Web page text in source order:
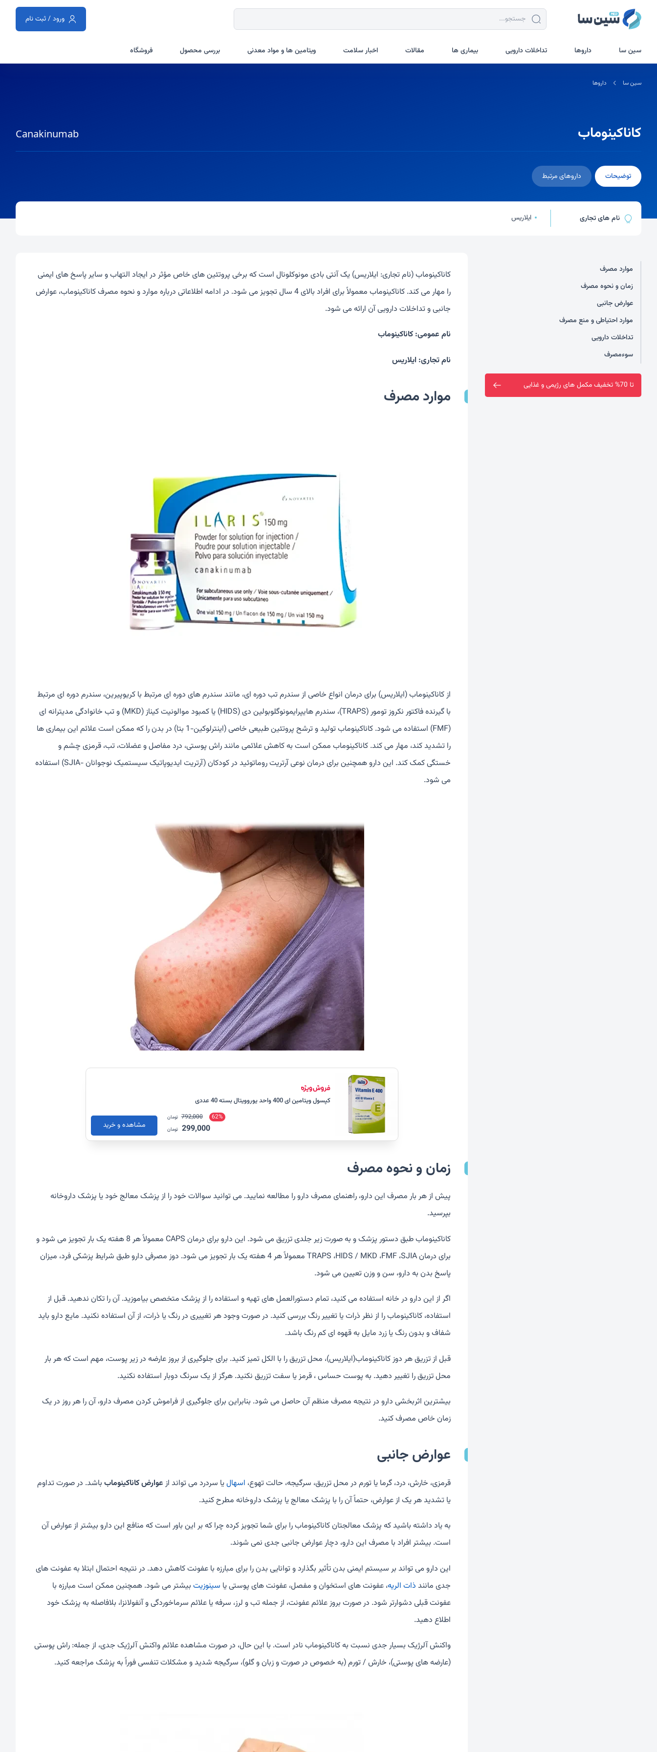
جستجو در سین سا ورود / ثبت نام
سین سا داروها تداخلات دارویی بیماری ها مقالات اخبار سلامت ویتامین ها و مواد معدنی بررسی محصول فروشگاه
سین سا داروها
کاناکینوماب Canakinumab
توضیحات داروهای مرتبط
نام های تجاری ایلاریس
موارد مصرف
زمان و نحوه مصرف
عوارض جانبی
موارد احتیاطی و منع مصرف
تداخلات دارویی
سوءمصرف
فروشگاه سین سا افتتاح شد
کاناکینوماب (نام تجاری: ایلاریس) یک آنتی بادی مونوکلونال است که برخی پروتئین های خاص مؤثر در ایجاد التهاب و سایر پاسخ های ایمنی
را مهار می کند. کاناکینوماب معمولاً برای افراد بالای 4 سال تجویز می شود. در ادامه اطلاعاتی درباره موارد و نحوه مصرف کاناکینوماب، عوارض
جانبی و تداخلات دارویی آن ارائه می شود.
نام عمومی: کاناکینوماب
نام تجاری: ایلاریس
موارد مصرف
از کاناکینوماب (ایلاریس) برای درمان انواع خاصی از سندرم تب دوره ای، مانند سندرم های دوره ای مرتبط با کریوپیرین، سندرم دوره ای مرتبط
با گیرنده فاکتور نکروز تومور (TRAPS)، سندرم هایپرایمونوگلوبولین دی (HIDS) یا کمبود موالونیت کیناز (MKD) و تب خانوادگی مدیترانه ای
(FMF) استفاده می شود. کاناکینوماب تولید و ترشح پروتئین طبیعی خاصی (اینترلوکین-1 بتا) در بدن را که ممکن است علائم این بیماری ها
را تشدید کند، مهار می کند. کاناکینوماب ممکن است به کاهش علائمی مانند راش پوستی، درد مفاصل و عضلات، تب، قرمزی چشم و
خستگی کمک کند. این دارو همچنین برای درمان نوعی آرتریت روماتوئید در کودکان (آرتریت ایدیوپاتیک سیستمیک نوجوانان -SJIA) استفاده
می شود.
کپسول ویتامین ای 400 واحد یوروویتال بسته 40 عددی
62%
792,000 تومان
299,000 تومان مشاهده و خرید
زمان و نحوه مصرف
پیش از هر بار مصرف این دارو، راهنمای مصرف دارو را مطالعه نمایید. می توانید سوالات خود را از پزشک معالج خود یا پزشک داروخانه
بپرسید.
کاناکینوماب طبق دستور پزشک و به صورت زیر جلدی تزریق می شود. این دارو برای درمان CAPS معمولاً هر 8 هفته یک بار تجویز می شود و
برای درمان TRAPS ،HIDS / MKD ،FMF ،SJIA معمولاً هر 4 هفته یک بار تجویز می شود. دوز مصرفی دارو طبق شرایط پزشکی فرد، میزان
پاسخ بدن به دارو، سن و وزن تعیین می شود.
اگر از این دارو در خانه استفاده می کنید، تمام دستورالعمل های تهیه و استفاده را از پزشک متخصص بیاموزید. آن را تکان ندهید. قبل از
استفاده، کاناکینوماب را از نظر ذرات یا تغییر رنگ بررسی کنید. در صورت وجود هر تغییری در رنگ یا ذرات، از آن استفاده نکنید. مایع دارو باید
شفاف و بدون رنگ یا زرد مایل به قهوه ای کم رنگ باشد.
قبل از تزریق هر دوز کاناکینوماب(ایلاریس)، محل تزریق را با الکل تمیز کنید. برای جلوگیری از بروز عارضه در زیر پوست، مهم است که هر بار
محل تزریق را تغییر دهید. به پوست حساس ، قرمز یا سفت تزریق نکنید. هرگز از یک سرنگ دوبار استفاده نکنید.
بیشترین اثربخشی دارو در نتیجه مصرف منظم آن حاصل می شود. بنابراین برای جلوگیری از فراموش کردن مصرف دارو، آن را هر روز در یک
زمان خاص مصرف کنید.
عوارض جانبی
قرمزی، خارش، درد، گرما یا تورم در محل تزریق، سرگیجه، حالت تهوع، اسهالیا سردرد می تواند از عوارض کاناکینوماب باشد. در صورت تداوم
یا تشدید هر یک از عوارض، حتماً آن را با پزشک معالج یا پزشک داروخانه مطرح کنید.
به یاد داشته باشید که پزشک معالجتان کاناکینوماب را برای شما تجویز کرده چرا که بر این باور است که منافع این دارو بیشتر از عوارض آن
است. بیشتر افراد با مصرف این دارو، دچار عوارض جانبی جدی نمی شوند.
این دارو می تواند بر سیستم ایمنی بدن تأثیر بگذارد و توانایی بدن را برای مبارزه با عفونت کاهش دهد. در نتیجه احتمال ابتلا به عفونت های
جدی مانند ذات الریه، عفونت های استخوان و مفصل، عفونت های پوستی یا سینوزیت بیشتر می شود. همچنین ممکن است مبارزه با
عفونت قبلی دشوارتر شود. در صورت بروز علائم عفونت، از جمله تب و لرز، سرفه یا علائم سرماخوردگی و آنفولانزا، بلافاصله به پزشک خود
اطلاع دهید.
واکنش آلرژیک بسیار جدی نسبت به کاناکینوماب نادر است. با این حال، در صورت مشاهده علائم واکنش آلرژیک جدی، از جمله: راش پوستی
(عارضه های پوستی)، خارش / تورم (به خصوص در صورت و زبان و گلو)، سرگیجه شدید و مشکلات تنفسی فوراً به پزشک مراجعه کنید.